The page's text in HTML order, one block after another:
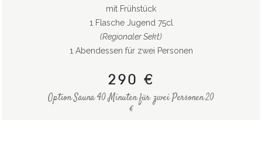
mit Frühstück
1 Flasche Jugend 75cl
(Regionaler Sekt)
1 Abendessen für zwei Personen
290 €
Option Sauna 40 Minuten für zwei Personen 20
€